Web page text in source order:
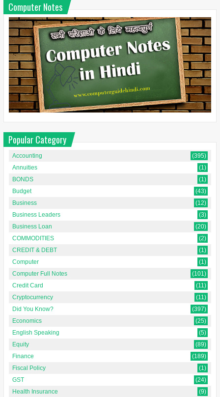
Computer Notes
Popular Category
Accounting
(395)
Annuities
(1)
BONDS
(1)
Budget
(43)
Business
(12)
Business Leaders
(3)
Business Loan
(20)
COMMODITIES
(2)
CREDIT & DEBT
(1)
Computer
(1)
Computer Full Notes
(101)
Credit Card
(11)
Cryptocurrency
(11)
Did You Know?
(397)
Economics
(25)
English Speaking
(5)
Equity
(89)
Finance
(189)
Fiscal Policy
(1)
GST
(24)
Health Insurance
(9)